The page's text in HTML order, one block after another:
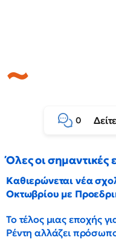
0
Όλες οι σημαντικές
Καθιερώνεται νέα
Οκτωβρίου με
Το τέλος μιας εποχής
Ρέντη αλλάζει